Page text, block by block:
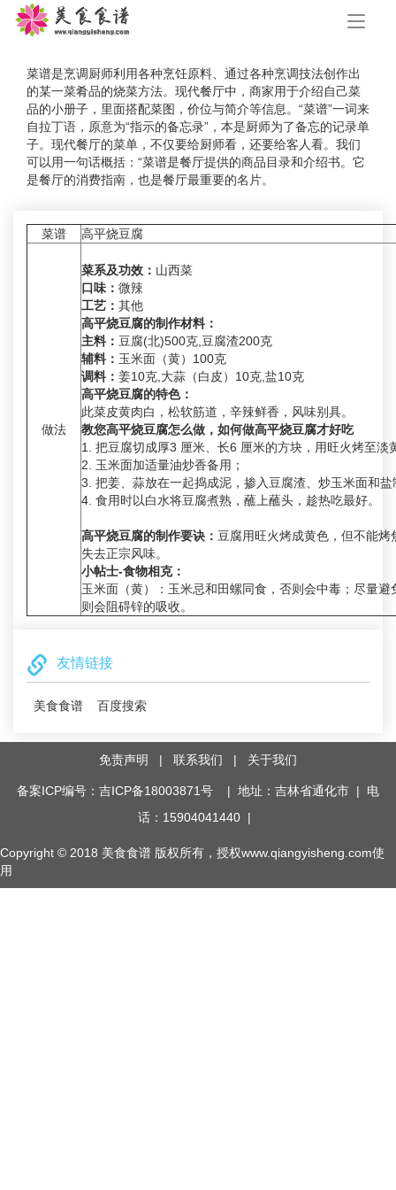
手
菜谱是烹调厨师利用各种烹饪原料、通过各种烹调技法创作出
的某一菜肴品的烧菜方法。现代餐厅中，商家用于介绍自己菜
品的小册子，里面搭配菜图，价位与简介等信息。“菜谱”一词来
自拉丁语，原意为“指示的备忘录”，本是厨师为了备忘的记录单
子。现代餐厅的菜单，不仅要给厨师看，还要给客人看。我们
可以用一句话概括：“菜谱是餐厅提供的商品目录和介绍书。它
是餐厅的消费指南，也是餐厅最重要的名片。
菜谱 高平烧豆腐
做法
菜系及功效： 山西菜
口味： 微辣
工艺： 其他
高平烧豆腐的制作材料：
主料： 豆腐(北)500克,豆腐渣200克
辅料： 玉米面（黄）100克
调料： 姜10克,大蒜（白皮）10克,盐10克
高平烧豆腐的特色：
此菜皮黄肉白，松软筋道，辛辣鲜香，风味别具。
教您高平烧豆腐怎么做，如何做高平烧豆腐才好吃
1. 把豆腐切成厚3 厘米、长6 厘米的方块，用旺火烤至淡
2. 玉米面加适量油炒香备用；
3. 把姜、蒜放在一起捣成泥，掺入豆腐渣、炒玉米面和盐
4. 食用时以白水将豆腐煮熟，蘸上蘸头，趁热吃最好。
高平烧豆腐的制作要诀： 豆腐用旺火烤成黄色，但不能烤
失去正宗风味。
小帖士-食物相克：
玉米面（黄）：玉米忌和田螺同食，否则会中毒；尽量避
则会阻碍锌的吸收。
友情链接
美食食谱 百度搜索
免责声明 | 联系我们 | 关于我们
备案ICP编号：吉ICP备18003871号 | 地址：吉林省通化市 | 电
话：15904041440 |
Copyright © 2018 美食食谱 版权所有，授权www.qiangyisheng.com使
用